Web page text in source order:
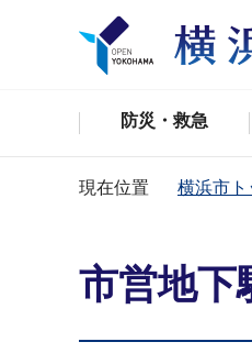
防災・救急
現在位置 横浜市ト
市営地下